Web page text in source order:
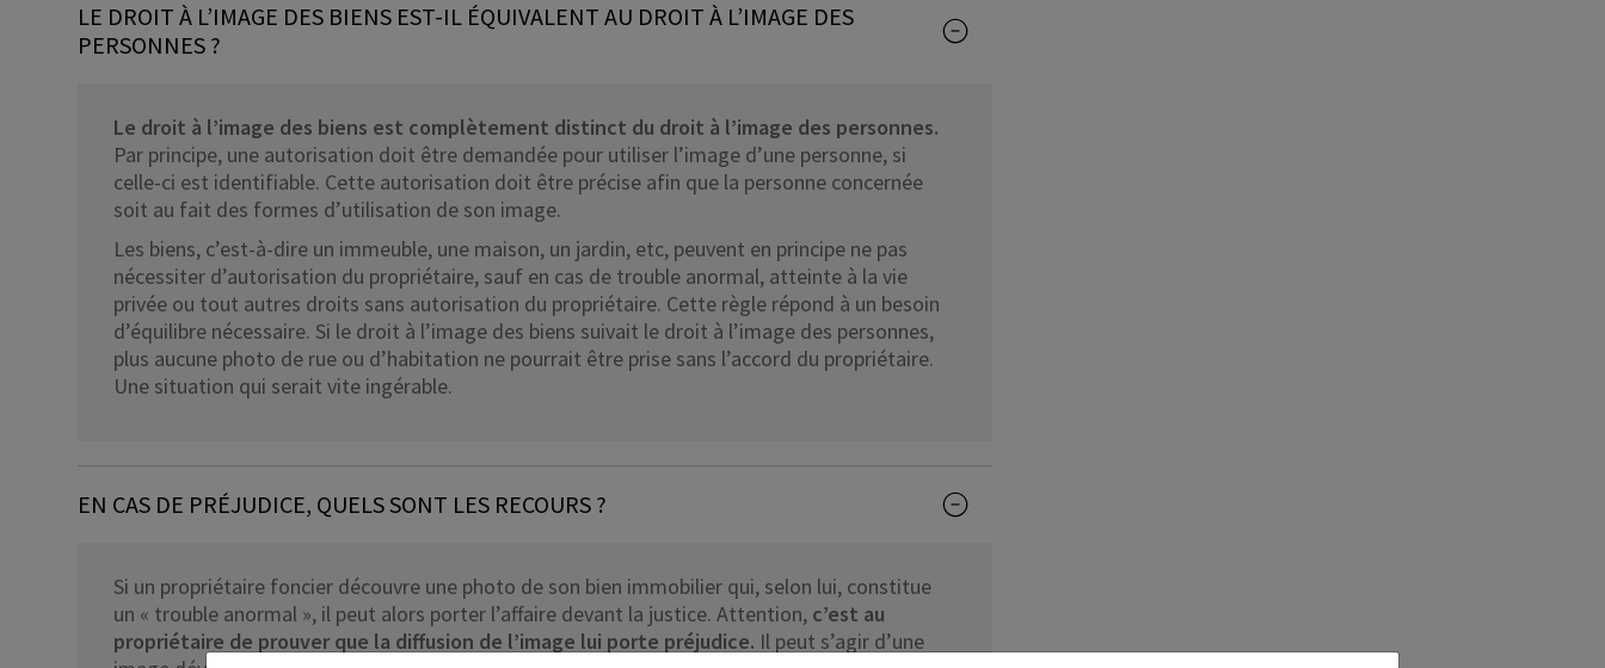
LE DROIT À L’IMAGE DES BIENS EST-IL ÉQUIVALENT AU DROIT À L’IMAGE DES
PERSONNES ?
Le droit à l’image des biens est complètement distinct du droit à l’image des personnes.
Par principe, une autorisation doit être demandée pour utiliser l’image d’une personne, si
celle-ci est identifiable. Cette autorisation doit être précise afin que la personne concernée
soit au fait des formes d’utilisation de son image.
Les biens, c’est-à-dire un immeuble, une maison, un jardin, etc, peuvent en principe ne pas
nécessiter d’autorisation du propriétaire, sauf en cas de trouble anormal, atteinte à la vie
privée ou tout autres droits sans autorisation du propriétaire. Cette règle répond à un besoin
d’équilibre nécessaire. Si le droit à l’image des biens suivait le droit à l’image des personnes,
plus aucune photo de rue ou d’habitation ne pourrait être prise sans l’accord du propriétaire.
Une situation qui serait vite ingérable.
EN CAS DE PRÉJUDICE, QUELS SONT LES RECOURS ?
Si un propriétaire foncier découvre une photo de son bien immobilier qui, selon lui, constitue
un « trouble anormal », il peut alors porter l’affaire devant la justice. Attention, c’est au
propriétaire de prouver que la diffusion de l’image lui porte préjudice. Il peut s’agir d’une